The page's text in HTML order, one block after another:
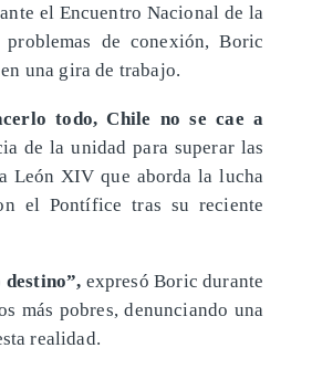
el Encuentro Nacional de la
de conexión, Boric
una gira de trabajo.
todo, Chile no se cae a
de la unidad para superar las
León XIV que aborda la lucha
el Pontífice tras su reciente
destino”, expresó Boric durante
más pobres, denunciando una
realidad.